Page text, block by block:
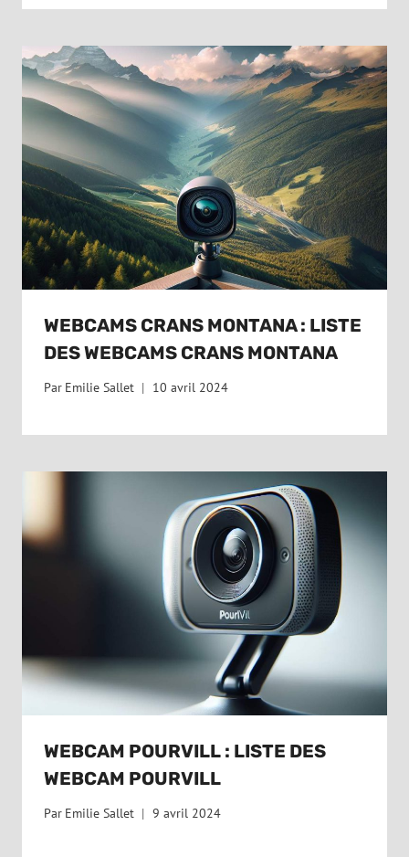
WEBCAMS CRANS MONTANA : LISTE
DES WEBCAMS CRANS MONTANA
Par Emilie Sallet 10 avril 2024
WEBCAM POURVILL : LISTE DES
WEBCAM POURVILL
Par Emilie Sallet 9 avril 2024